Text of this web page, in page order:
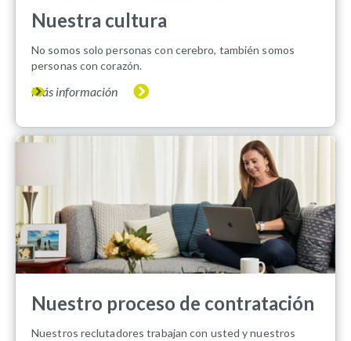
Nuestra cultura
No somos solo personas con cerebro, también somos
personas con corazón.
Más información
Nuestro proceso de contratación
Nuestros reclutadores trabajan con usted y nuestros